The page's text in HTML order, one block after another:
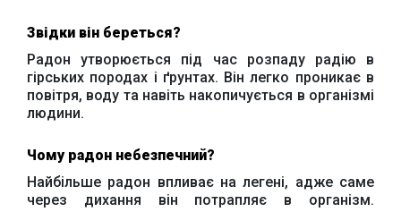
Звідки він береться?
Радон утворюється під час розпаду радію в
гірських породах і ґрунтах. Він легко проникає в
повітря, воду та навіть накопичується в організмі
людини.
Чому радон небезпечний?
Найбільше радон впливає на легені, адже саме
через дихання він потрапляє в організм.